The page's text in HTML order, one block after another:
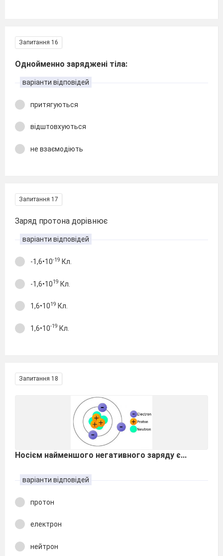
Запитання 16
Однойменно заряджені тіла:
варіанти відповідей
притягуються
відштовхуються
не взаємодіють
Запитання 17
Заряд протона дорівнює
варіанти відповідей
-1,6•10-19 Кл.
-1,6•1019 Кл.
1,6•1019 Кл.
1,6•10-19 Кл.
Запитання 18
Носієм найменшого негативного заряду є...
варіанти відповідей
протон
електрон
нейтрон